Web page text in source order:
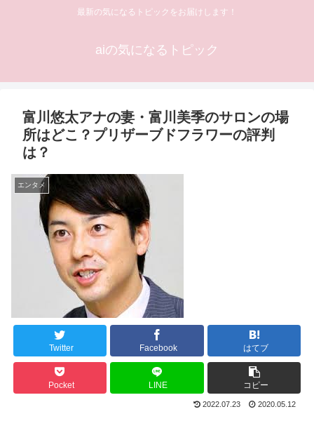
最新の気になるトピックをお届けします！
aiの気になるトピック
富川悠太アナの妻・富川美季のサロンの場
所はどこ？プリザーブドフラワーの評判
は？
エンタメ
Twitter Facebook はてブ
Pocket LINE コピー
2022.07.23 2020.05.12